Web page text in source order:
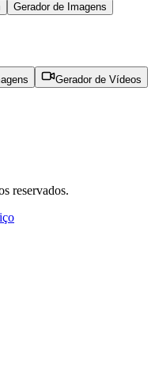
Gerador de Imagens
Gerador de Vídeos
reservados.